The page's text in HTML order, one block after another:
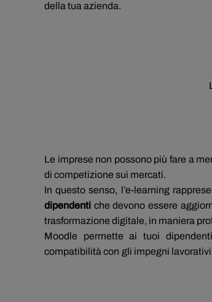
della tua azienda.
Le imprese non possono più fare a
di competizione sui mercati.
In questo senso, l’e-learning
dipendenti che devono essere
trasformazione digitale, in maniera
Moodle permette ai tuoi
compatibilità con gli impegni